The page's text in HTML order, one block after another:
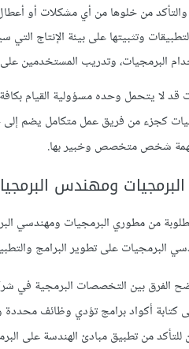
والتأكد من خلوها من أي مشكلات أو
وتثبيتها على بيئة الإنتاج
البرمجيات، وتدريب المستخدمين على
قد لا يتحمل وحده مسؤولية القيام
كجزء من فريق عمل متكامل يضم
شخص متخصص وخبير بها.
ومهندس
من مطوري البرمجيات
البرمجيات على تطوير البرامج
الفرق بين التخصصات البرمجية في
كتابة أكواد برامج تؤدي وظائف محددة
للتأكد من تطبيق مبادئ الهندسة على